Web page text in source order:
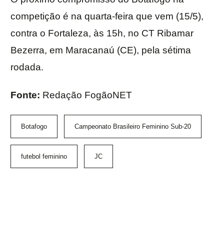
competição é na quarta-feira que vem (15/5),
contra o Fortaleza, às 15h, no CT Ribamar
Bezerra, em Maracanaú (CE), pela sétima
rodada.
Fonte: Redação FogãoNET
Botafogo Campeonato Brasileiro Feminino Sub-20
futebol feminino JC